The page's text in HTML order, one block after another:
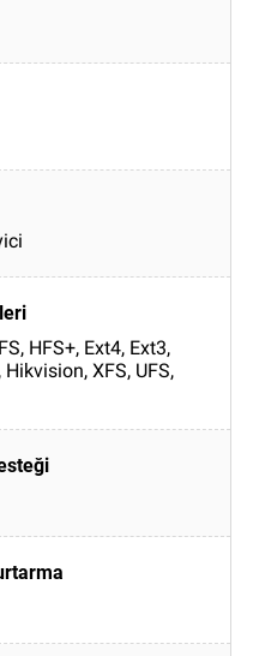
HFS+, Ext4, Ext3,
XFS, UFS,